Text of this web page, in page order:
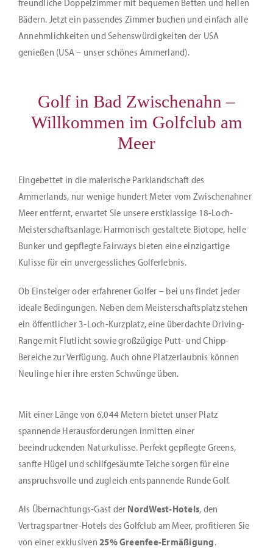
freundliche Doppelzimmer mit bequemen Betten und hellen
Bädern. Jetzt ein passendes Zimmer buchen und einfach alle
Annehmlichkeiten und Sehenswürdigkeiten der USA
genießen (USA – unser schönes Ammerland).
Golf in Bad Zwischenahn –
Willkommen im Golfclub am
Meer
Eingebettet in die malerische Parklandschaft des
Ammerlands, nur wenige hundert Meter vom Zwischenahner
Meer entfernt, erwartet Sie unsere erstklassige 18-Loch-
Meisterschaftsanlage. Harmonisch gestaltete Biotope, helle
Bunker und gepflegte Fairways bieten eine einzigartige
Kulisse für ein unvergessliches Golferlebnis.
Ob Einsteiger oder erfahrener Golfer – bei uns findet jeder
ideale Bedingungen. Neben dem Meisterschaftsplatz stehen
ein öffentlicher 3-Loch-Kurzplatz, eine überdachte Driving-
Range mit Flutlicht sowie großzügige Putt- und Chipp-
Bereiche zur Verfügung. Auch ohne Platzerlaubnis können
Neulinge hier ihre ersten Schwünge üben.
Mit einer Länge von 6.044 Metern bietet unser Platz
spannende Herausforderungen inmitten einer
beeindruckenden Naturkulisse. Perfekt gepflegte Greens,
sanfte Hügel und schilfgesäumte Teiche sorgen für eine
anspruchsvolle und zugleich entspannende Runde Golf.
Als Übernachtungs-Gast der NordWest-Hotels, den
Vertragspartner-Hotels des Golfclub am Meer, profitieren Sie
von einer exklusiven25% Greenfee-Ermäßigung.